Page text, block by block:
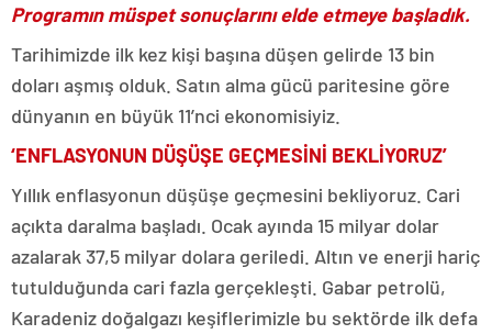
Programın müspet sonuçlarını elde etmeye başladık.
Tarihimizde ilk kez kişi başına düşen gelirde 13 bin
doları aşmış olduk. Satın alma gücü paritesine göre
dünyanın en büyük 11’nci ekonomisiyiz.
‘ENFLASYONUN DÜŞÜŞE GEÇMESİNİ BEKLİYORUZ’
Yıllık enflasyonun düşüşe geçmesini bekliyoruz. Cari
açıkta daralma başladı. Ocak ayında 15 milyar dolar
azalarak 37,5 milyar dolara geriledi. Altın ve enerji hariç
tutulduğunda cari fazla gerçekleşti. Gabar petrolü,
Karadeniz doğalgazı keşiflerimizle bu sektörde ilk defa